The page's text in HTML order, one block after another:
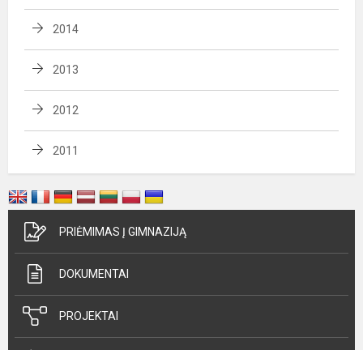
2014
2013
2012
2011
PRIĖMIMAS Į GIMNAZIJĄ
DOKUMENTAI
PROJEKTAI